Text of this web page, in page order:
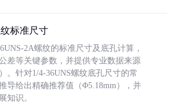
标准尺寸
2A螺纹的标准尺寸及底孔计算，
差等关键参数，并提供专业数据来源
。针对1/4-36UNS螺纹底孔尺寸的常
导给出精确推荐值（Φ5.18mm），并
知识。